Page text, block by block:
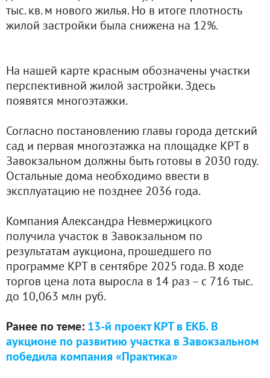
тыс. кв. м нового жилья. Но в итоге плотность
жилой застройки была снижена на 12%.
На нашей карте красным обозначены участки
перспективной жилой застройки. Здесь
появятся многоэтажки.
Согласно постановлению главы города детский
сад и первая многоэтажка на площадке КРТ в
Завокзальном должны быть готовы в 2030 году.
Остальные дома необходимо ввести в
эксплуатацию не позднее 2036 года.
Компания Александра Невмержицкого
получила участок в Завокзальном по
результатам аукциона, прошедшего по
программе КРТ в сентябре 2025 года. В ходе
торгов цена лота выросла в 14 раз – с 716 тыс.
до 10,063 млн руб.
Ранее по теме: 13-й проект КРТ в ЕКБ. В
аукционе по развитию участка в Завокзальном
победила компания «Практика»